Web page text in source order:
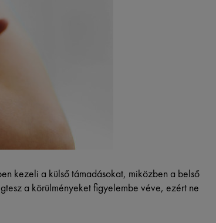
kezeli a külső támadásokat, miközben a belső
a körülményeket figyelembe véve, ezért ne